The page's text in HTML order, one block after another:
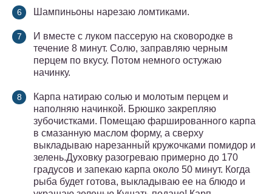
Шампиньоны нарезаю ломтиками.
И вместе с луком пассерую на сковородке в
течение 8 минут. Солю, заправляю черным
перцем по вкусу. Потом немного остужаю
начинку.
Карпа натираю солью и молотым перцем и
наполняю начинкой. Брюшко закрепляю
зубочистками. Помещаю фаршированного карпа
в смазанную маслом форму, а сверху
выкладываю нарезанный кружочками помидор и
зелень.Духовку разогреваю примерно до 170
градусов и запекаю карпа около 50 минут. Когда
рыба будет готова, выкладываю ее на блюдо и